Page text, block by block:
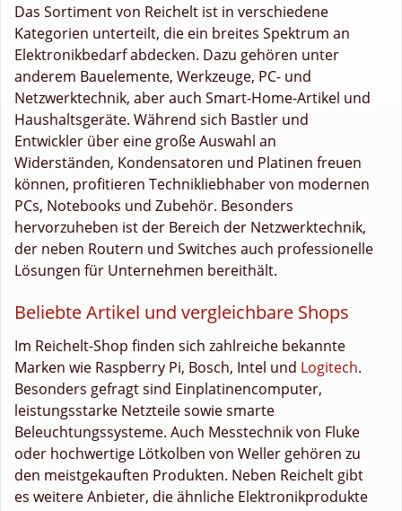
Das Sortiment von Reichelt ist in verschiedene
Kategorien unterteilt, die ein breites Spektrum an
Elektronikbedarf abdecken. Dazu gehören unter
anderem Bauelemente, Werkzeuge, PC- und
Netzwerktechnik, aber auch Smart-Home-Artikel und
Haushaltsgeräte. Während sich Bastler und
Entwickler über eine große Auswahl an
Widerständen, Kondensatoren und Platinen freuen
können, profitieren Technikliebhaber von modernen
PCs, Notebooks und Zubehör. Besonders
hervorzuheben ist der Bereich der Netzwerktechnik,
der neben Routern und Switches auch professionelle
Lösungen für Unternehmen bereithält.
Beliebte Artikel und vergleichbare Shops
Im Reichelt-Shop finden sich zahlreiche bekannte
Marken wie Raspberry Pi, Bosch, Intel und Logitech.
Besonders gefragt sind Einplatinencomputer,
leistungsstarke Netzteile sowie smarte
Beleuchtungssysteme. Auch Messtechnik von Fluke
oder hochwertige Lötkolben von Weller gehören zu
den meistgekauften Produkten. Neben Reichelt gibt
es weitere Anbieter, die ähnliche Elektronikprodukte